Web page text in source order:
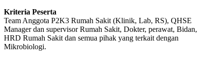
Kriteria Peserta
Team Anggota P2K3 Rumah Sakit (Klinik, Lab, RS), QHSE
Manager dan supervisor Rumah Sakit, Dokter, perawat, Bidan,
HRD Rumah Sakit dan semua pihak yang terkait dengan
Mikrobiologi.